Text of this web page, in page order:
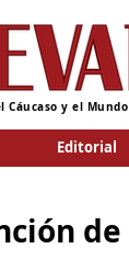
y el Mundo
Editorial
de